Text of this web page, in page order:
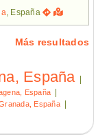
, España
Más resultados
España |
España |
España |